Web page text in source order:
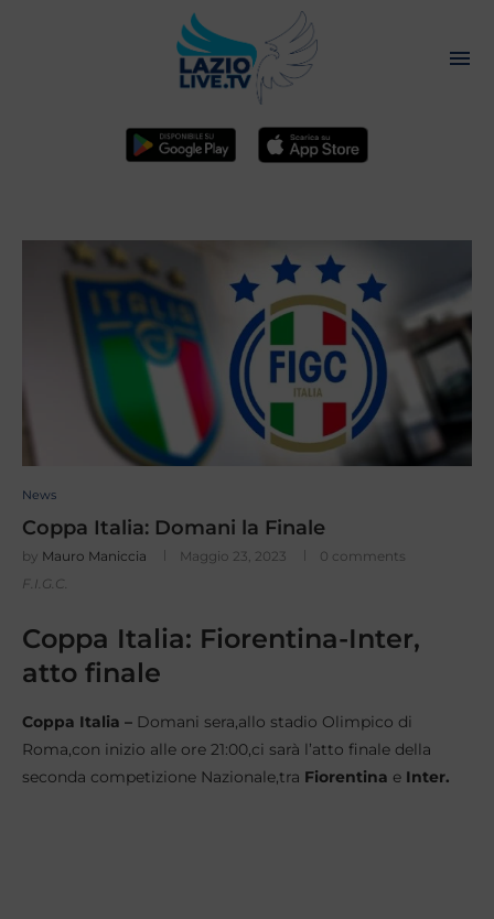
News
Coppa Italia: Domani la Finale
by Mauro Maniccia Maggio 23, 2023
0 comments
F.I.G.C.
Coppa Italia: Fiorentina-Inter,
atto finale
Coppa Italia – Domani sera,allo stadio Olimpico di
Roma,con inizio alle ore 21:00,ci sarà l’atto finale della
seconda competizione Nazionale,tra Fiorentina e Inter.